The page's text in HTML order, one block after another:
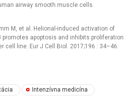
airway smooth muscle cells.
M, et al. Helional-induced activation of
apoptosis and inhibits proliferation
cell line. Eur J Cell Biol. 2017;196 : 34–46.
Intenzívna medicína